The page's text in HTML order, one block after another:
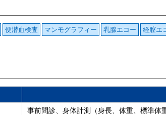
便潜血検査 マンモグラフィー 乳腺エコー
経膣エ
事前問診、身体計測（身長、体重、標準体